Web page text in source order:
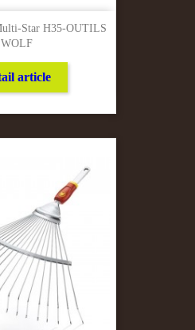
Star H35-OUTILS
WOLF
article